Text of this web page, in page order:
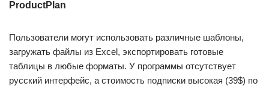
ProductPlan
Пользователи могут использовать различные шаблоны,
загружать файлы из Excel, экспортировать готовые
таблицы в любые форматы. У программы отсутствует
русский интерфейс, а стоимость подписки высокая (39$) по